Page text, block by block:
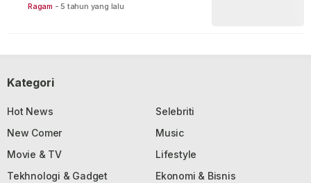
Ragam - 5 tahun yang lalu
Kategori
Hot News
Selebriti
New Comer
Music
Movie & TV
Lifestyle
Tekhnologi & Gadget
Ekonomi & Bisnis